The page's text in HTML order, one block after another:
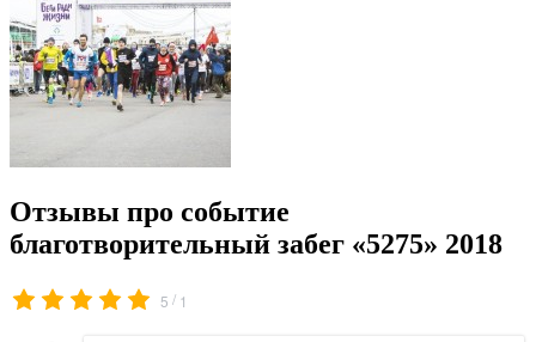
Отзывы про событие
благотворительный забег «5275» 2018
5 / 1